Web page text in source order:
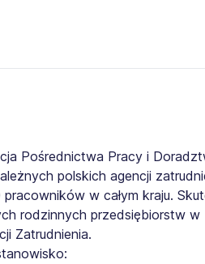
Pośrednictwa Pracy i
polskich agencji
w całym kraju.
rodzinnych przedsiębiorstw w
Zatrudnienia.